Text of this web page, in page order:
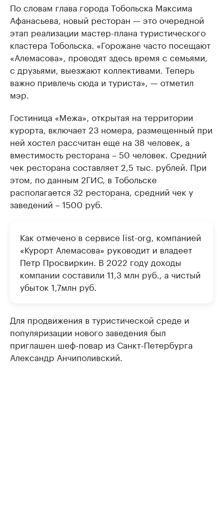
По словам глава города Тобольска Максима
Афанасьева, новый ресторан — это очередной
этап реализации мастер-плана туристического
кластера Тобольска. «Горожане часто посещают
«Алемасова», проводят здесь время с семьями,
с друзьями, выезжают коллективами. Теперь
важно привлечь сюда и туриста», — отметил
мэр.
Гостиница «Межа», открытая на территории
курорта, включает 23 номера, размещенный при
ней хостел рассчитан еще на 38 человек, а
вместимость ресторана – 50 человек. Средний
чек ресторана составляет 2,5 тыс. рублей. При
этом, по данным 2ГИС, в Тобольске
располагается 32 ресторана, средний чек у
заведений – 1500 руб.
Как отмечено в сервисе list-org, компанией
«Курорт Алемасова» руководит и владеет
Петр Просвиркин. В 2022 году доходы
компании составили 11,3 млн руб., а чистый
убыток 1,7млн руб.
Для продвижения в туристической среде и
популяризации нового заведения был
приглашен шеф-повар из Санкт-Петербурга
Александр Анчиполивский.